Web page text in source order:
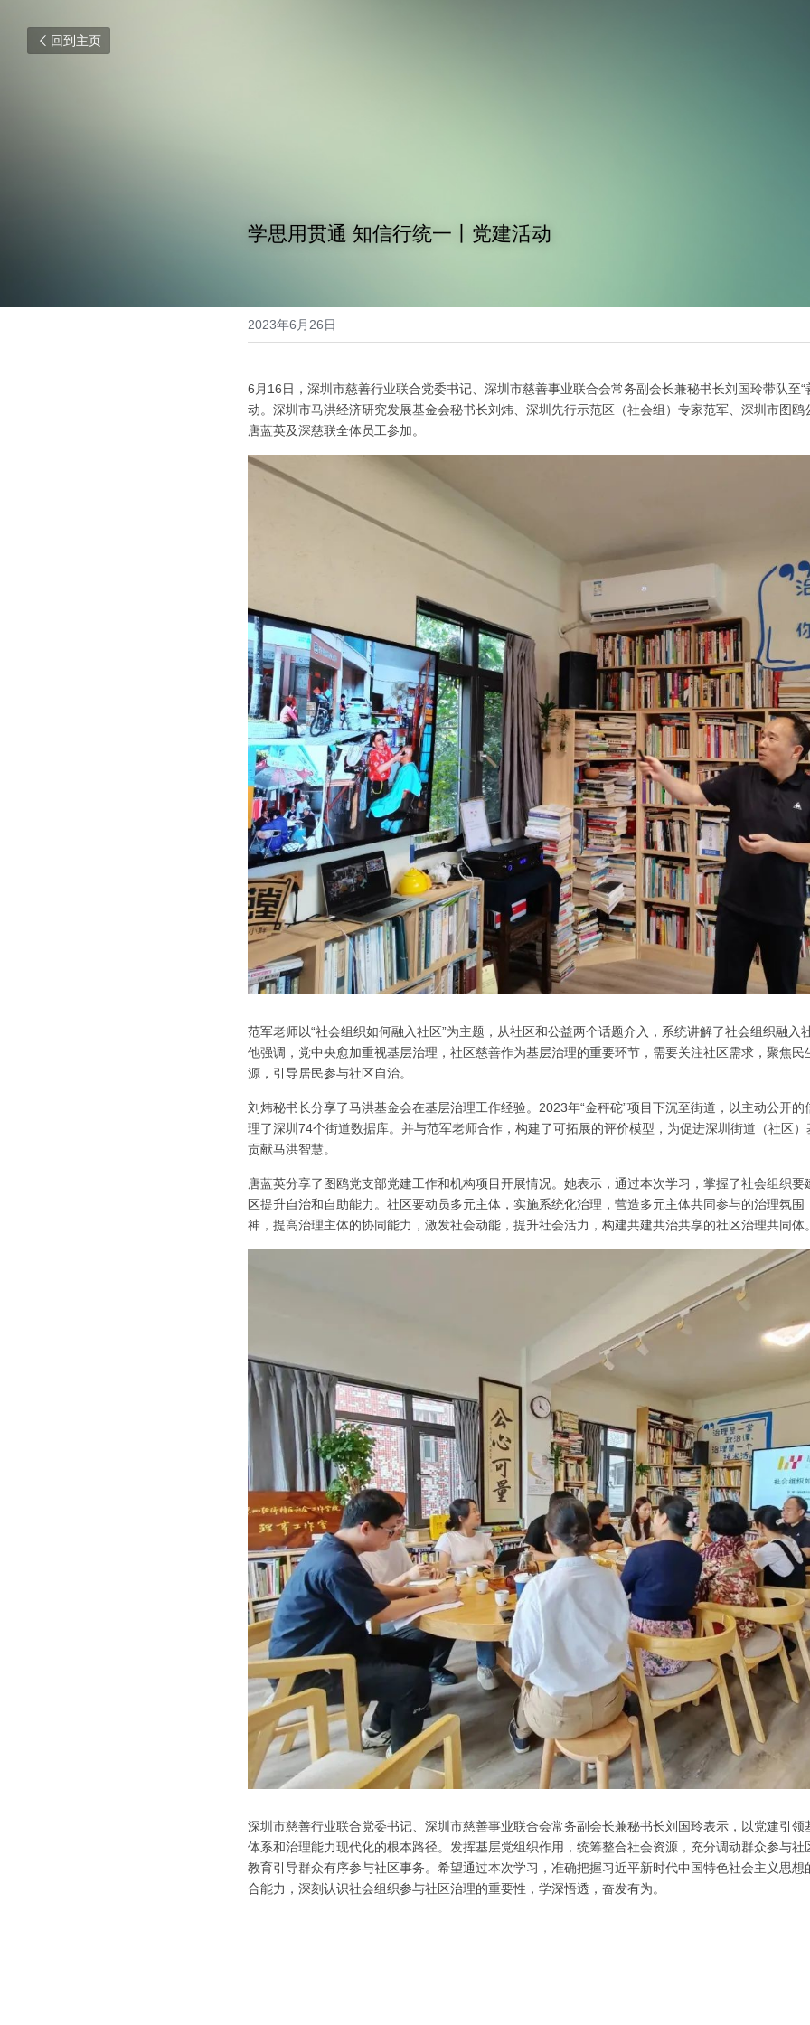
回到主页
学思用贯通 知信行统一丨党建活动
2023年6月26日
6月16日，深圳市慈善行业联合党委书记、深圳市慈善事业联合会常务副会长兼秘书长刘国玲带队至“
动。深圳市马洪经济研究发展基金会秘书长刘炜、深圳先行示范区（社会组）专家范军、深圳市图
唐蓝英及深慈联全体员工参加。
范军老师以“社会组织如何融入社区”为主题，从社区和公益两个话题介入，系统讲解了社会组织融入
他强调，党中央愈加重视基层治理，社区慈善作为基层治理的重要环节，需要关注社区需求，聚焦
源，引导居民参与社区自治。
刘炜秘书长分享了马洪基金会在基层治理工作经验。2023年“金秤砣”项目下沉至街道，以主动公开
理了深圳74个街道数据库。并与范军老师合作，构建了可拓展的评价模型，为促进深圳街道（社区
贡献马洪智慧。
唐蓝英分享了图鸥党支部党建工作和机构项目开展情况。她表示，通过本次学习，掌握了社会组织
区提升自治和自助能力。社区要动员多元主体，实施系统化治理，营造多元主体共同参与的治理氛
神，提高治理主体的协同能力，激发社会动能，提升社会活力，构建共建共治共享的社区治理共同体
深圳市慈善行业联合党委书记、深圳市慈善事业联合会常务副会长兼秘书长刘国玲表示，以党建引
体系和治理能力现代化的根本路径。发挥基层党组织作用，统筹整合社会资源，充分调动群众参与
教育引导群众有序参与社区事务。希望通过本次学习，准确把握习近平新时代中国特色社会主义思
合能力，深刻认识社会组织参与社区治理的重要性，学深悟透，奋发有为。